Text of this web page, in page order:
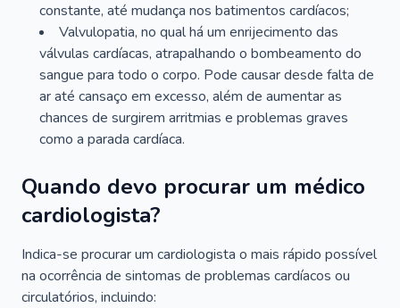
constante, até mudança nos batimentos cardíacos;
Valvulopatia, no qual há um enrijecimento das
válvulas cardíacas, atrapalhando o bombeamento do
sangue para todo o corpo. Pode causar desde falta de
ar até cansaço em excesso, além de aumentar as
chances de surgirem arritmias e problemas graves
como a parada cardíaca.
Quando devo procurar um médico
cardiologista?
Indica-se procurar um cardiologista o mais rápido possível
na ocorrência de sintomas de problemas cardíacos ou
circulatórios, incluindo: